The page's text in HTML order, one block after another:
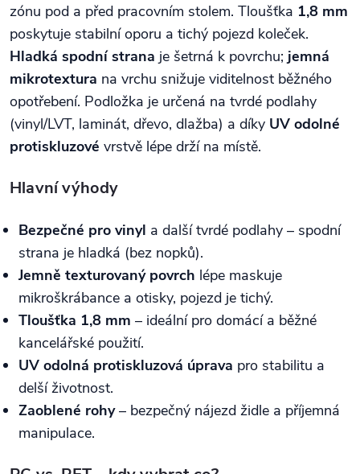
zónu pod a před pracovním stolem. Tloušťka 1,8 mm
poskytuje stabilní oporu a tichý pojezd koleček.
Hladká spodní strana je šetrná k povrchu; jemná
mikrotextura na vrchu snižuje viditelnost běžného
opotřebení. Podložka je určená na tvrdé podlahy
(vinyl/LVT, laminát, dřevo, dlažba) a díky UV odolné
protiskluzové vrstvě lépe drží na místě.
Hlavní výhody
Bezpečné pro vinyl a další tvrdé podlahy – spodní
strana je hladká (bez nopků).
Jemně texturovaný povrch lépe maskuje
mikroškrábance a otisky, pojezd je tichý.
Tloušťka 1,8 mm – ideální pro domácí a běžné
kancelářské použití.
UV odolná protiskluzová úprava pro stabilitu a
delší životnost.
Zaoblené rohy– bezpečný nájezd židle a příjemná
manipulace.